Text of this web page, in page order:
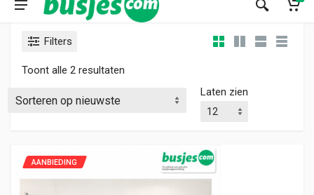
Filters
Toont alle 2 resultaten
Laten zien
AANBIEDING